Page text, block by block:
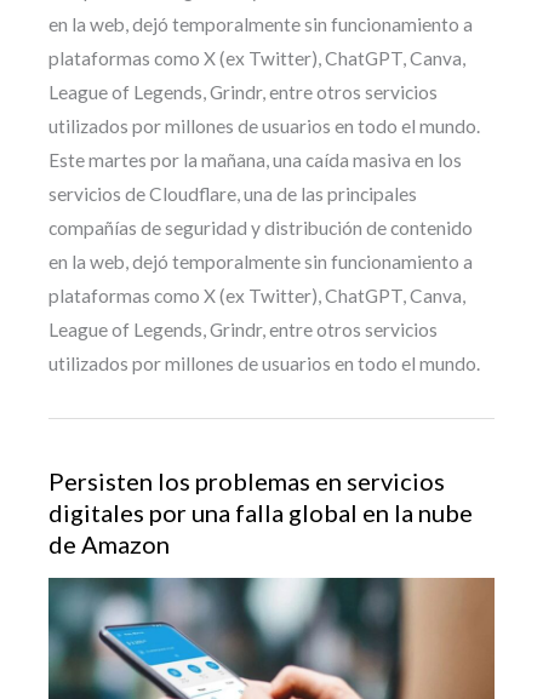
en la web, dejó temporalmente sin funcionamiento a
plataformas como X (ex Twitter), ChatGPT, Canva,
League of Legends, Grindr, entre otros servicios
utilizados por millones de usuarios en todo el mundo.
Este martes por la mañana, una caída masiva en los
servicios de Cloudflare, una de las principales
compañías de seguridad y distribución de contenido
en la web, dejó temporalmente sin funcionamiento a
plataformas como X (ex Twitter), ChatGPT, Canva,
League of Legends, Grindr, entre otros servicios
utilizados por millones de usuarios en todo el mundo.
Persisten los problemas en servicios
digitales por una falla global en la nube
de Amazon